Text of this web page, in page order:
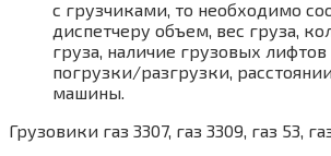
с грузчиками, то необходимо
диспетчеру объем, вес груза,
груза, наличие грузовых лифтов
погрузки/разгрузки,
машины.
Грузовики газ 3307, газ 3309, газ 53,